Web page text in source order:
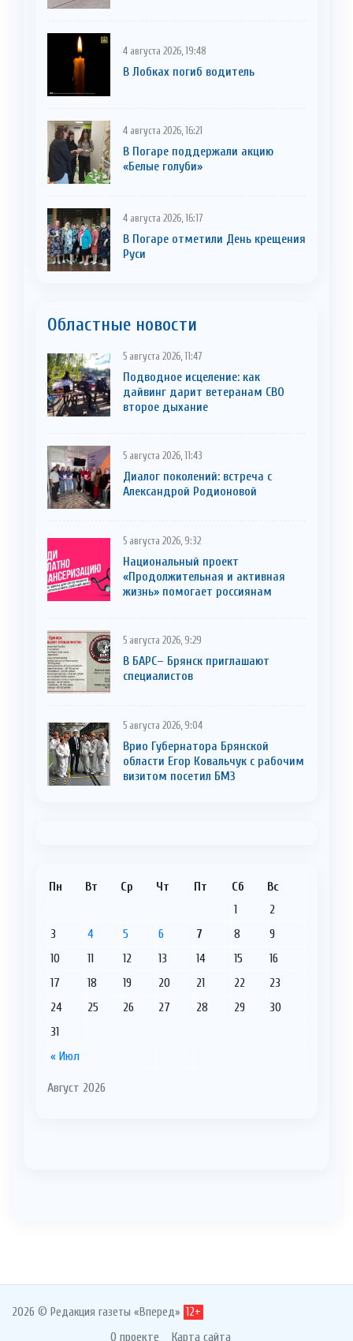
4 августа 2026, 19:48
В Лобках погиб водитель
4 августа 2026, 16:21
В Погаре поддержали акцию
«Белые голуби»
4 августа 2026, 16:17
В Погаре отметили День крещения
Руси
Областные новости
5 августа 2026, 11:47
Подводное исцеление: как
дайвинг дарит ветеранам СВО
второе дыхание
5 августа 2026, 11:43
Диалог поколений: встреча с
Александрой Родионовой
5 августа 2026, 9:32
Национальный проект
«Продолжительная и активная
жизнь» помогает россиянам
5 августа 2026, 9:29
В БАРС– Брянcк приглaшают
cпециaлистoв
5 августа 2026, 9:04
Врио Губернатора Брянской
области Егор Ковальчук с рабочим
визитом посетил БМЗ
Август 2026
Пн Вт Ср Чт Пт Сб Вс
« Июл
1
2
3
4 5 6 7 8
9
10
11 12 13 14 15
16
17
18 19 20 21 22
23
24
25 26 27 28 29
30
31
2026 © Редакция газеты «Вперед» 12+
О проекте Карта сайта